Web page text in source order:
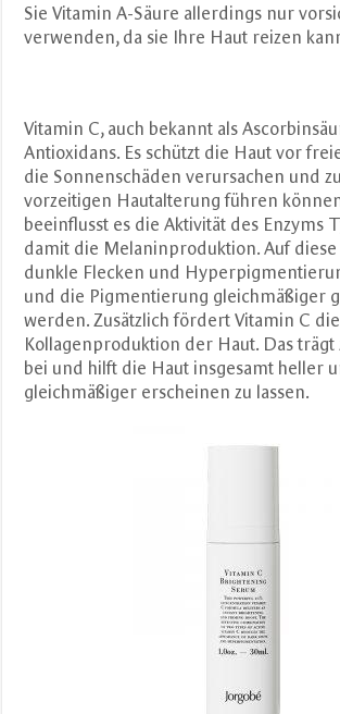
Sie Vitamin A-Säure allerdings nur
verwenden, da sie Ihre Haut reizen
Vitamin C, auch bekannt als
Antioxidans. Es schützt die Haut vor
die Sonnenschäden verursachen und
vorzeitigen Hautalterung führen
beeinflusst es die Aktivität des Enzyms
damit die Melaninproduktion. Auf
dunkle Flecken und
und die Pigmentierung gleichmäßiger
werden. Zusätzlich fördert Vitamin C die
Kollagenproduktion der Haut. Das trägt
bei und hilft die Haut insgesamt heller
gleichmäßiger erscheinen zu lassen.